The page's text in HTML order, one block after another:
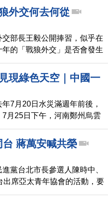
地區秩序的破壞與威脅，以
。
外交何去何從
部長王毅公開捧習，似乎在
的「戰狼外交」是否會發生
現綠色天空｜中國一
7月20日水災滿週年前後，
月25日下午，河南鄭州烏雲
成黑夜，市內多地積水。在
。有民眾在家屯糧，也有網
啥」？
蔣萬安喊共榮
黨台北市長參選人陳時中、
席亞太青年協會的活動，要
唯一沒有出席的蔣萬安，也